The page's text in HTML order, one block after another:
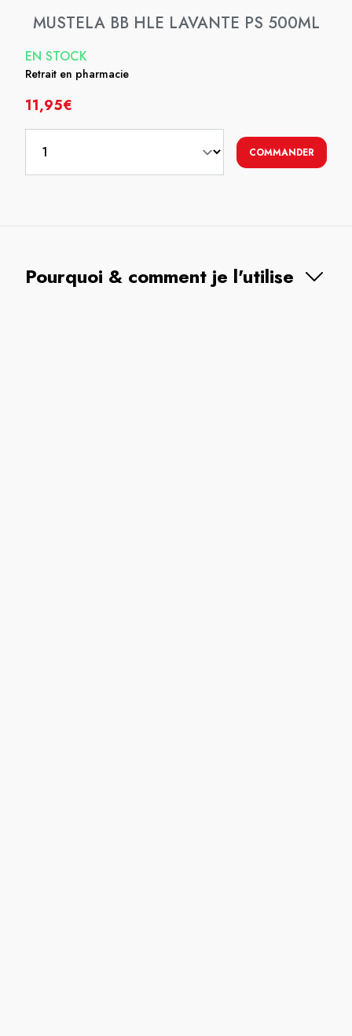
MUSTELA BB HLE LAVANTE PS 500ML
EN STOCK
Retrait en pharmacie
11,95€
COMMANDER
Pourquoi & comment je l'utilise